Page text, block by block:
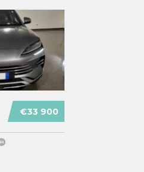
€33 900